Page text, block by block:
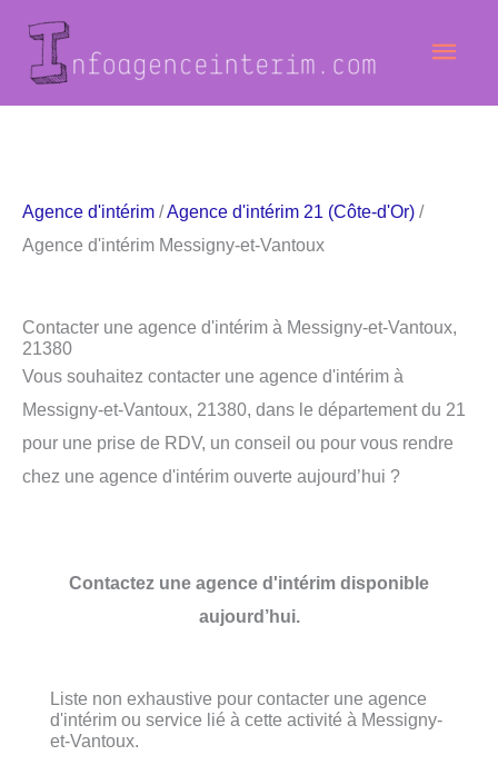
contenu
Agence d'intérim /Agence d'intérim 21 (Côte-d'Or) /
Agence d'intérim Messigny-et-Vantoux
Contacter une agence d'intérim à Messigny-et-Vantoux,
21380
Vous souhaitez contacter une agence d'intérim à
Messigny-et-Vantoux, 21380, dans le département du 21
pour une prise de RDV, un conseil ou pour vous rendre
chez une agence d'intérim ouverte aujourd’hui ?
Contactez une agence d'intérim disponible
aujourd’hui.
Liste non exhaustive pour contacter une agence
d'intérim ou service lié à cette activité à Messigny-
et-Vantoux.